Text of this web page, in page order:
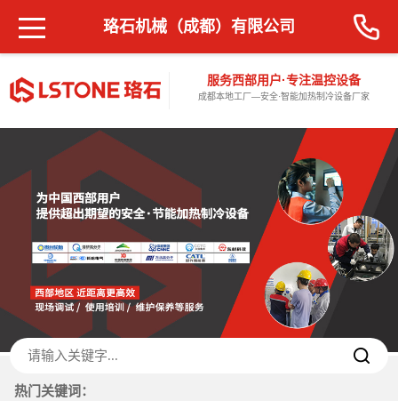
服务西部用户·专注温控设备
成都本地工厂—安全·智能加热制冷设备厂家
珞石机械（成都）有限公司
热门关键词：